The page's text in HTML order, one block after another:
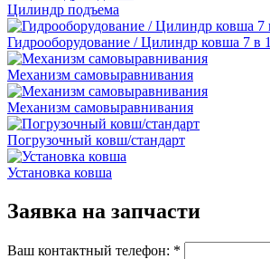
Цилиндр подъема
Гидрооборудование / Цилиндр ковша 7 в 1
Механизм самовыравнивания
Механизм самовыравнивания
Погрузочный ковш/стандарт
Установка ковша
Заявка на запчасти
Ваш контактный телефон: *